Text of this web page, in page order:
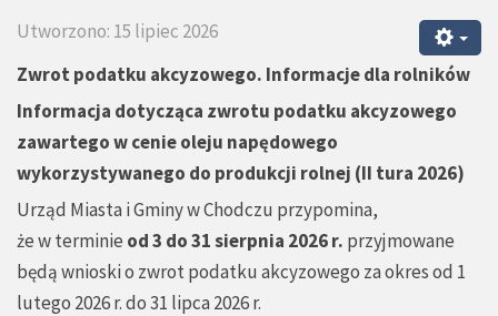
Utworzono: 15 lipiec 2026
Zwrot podatku akcyzowego. Informacje dla rolników
Informacja dotycząca zwrotu podatku akcyzowego
zawartego w cenie oleju napędowego
wykorzystywanego do produkcji rolnej (II tura 2026)
Urząd Miasta i Gminy w Chodczu przypomina,
że w terminie od 3 do 31 sierpnia 2026 r. przyjmowane
będą wnioski o zwrot podatku akcyzowego za okres od 1
lutego 2026 r. do 31 lipca 2026 r.